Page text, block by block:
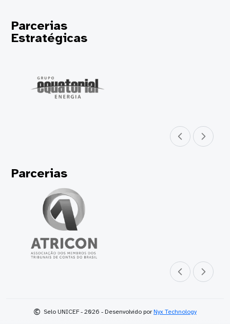
Parcerias
Estratégicas
Parceiro anterior
Próximo
Parcerias
Parceiro anterior
Próximo
© Selo UNICEF - 2026 - Desenvolvido por Nyx Technology